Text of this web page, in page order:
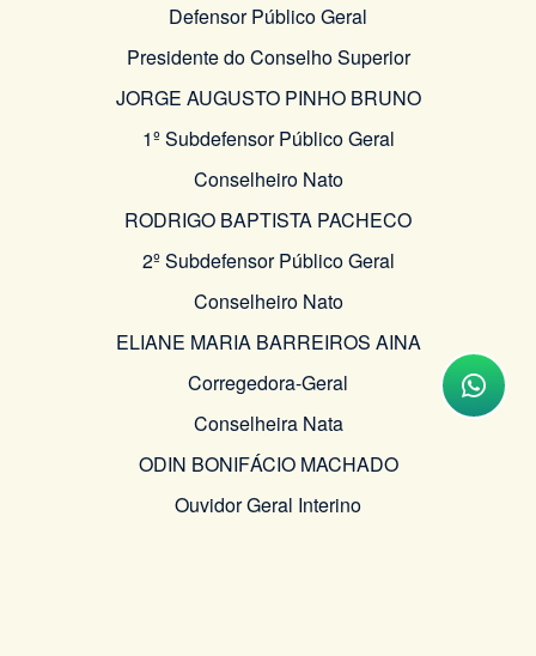
Defensor Público Geral
Presidente do Conselho Superior
JORGE AUGUSTO PINHO BRUNO
1º Subdefensor Público Geral
Conselheiro Nato
RODRIGO BAPTISTA PACHECO
2º Subdefensor Público Geral
Conselheiro Nato
ELIANE MARIA BARREIROS AINA
Corregedora-Geral
Conselheira Nata
ODIN BONIFÁCIO MACHADO
Ouvidor Geral Interino